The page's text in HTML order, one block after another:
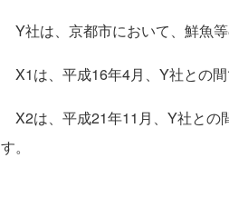
Y社は、京都市において、鮮魚
X1は、平成16年4月、Y社との
X2は、平成21年11月、Y社との
す。